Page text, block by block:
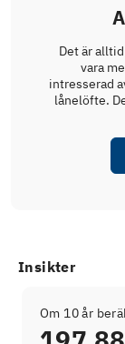
Det är
vara
intresserad
lånelöfte.
Insikter
Om 10 år